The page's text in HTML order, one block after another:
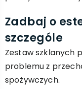
Zadbaj o
szczególe
Zestaw szklanych
problemu z
spożywczych.